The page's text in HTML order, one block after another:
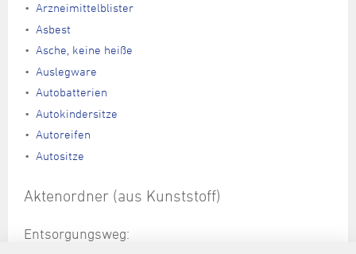
Arzneimittelblister
Asbest
Asche, keine heiße
Auslegware
Autobatterien
Autokindersitze
Autoreifen
Autositze
Aktenordner (aus Kunststoff)
Entsorgungsweg: